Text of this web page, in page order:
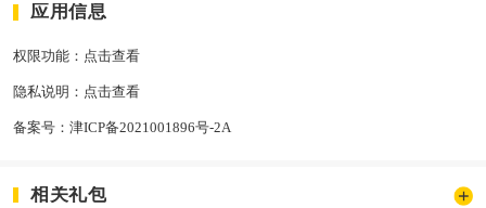
应用信息
权限功能： 点击查看
隐私说明： 点击查看
备案号： 津ICP备2021001896号-2A
相关礼包